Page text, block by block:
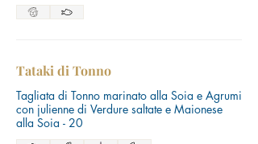
Tataki di Tonno
Tagliata di Tonno marinato alla Soia e Agrumi
con julienne di Verdure saltate e Maionese
alla Soia - 20